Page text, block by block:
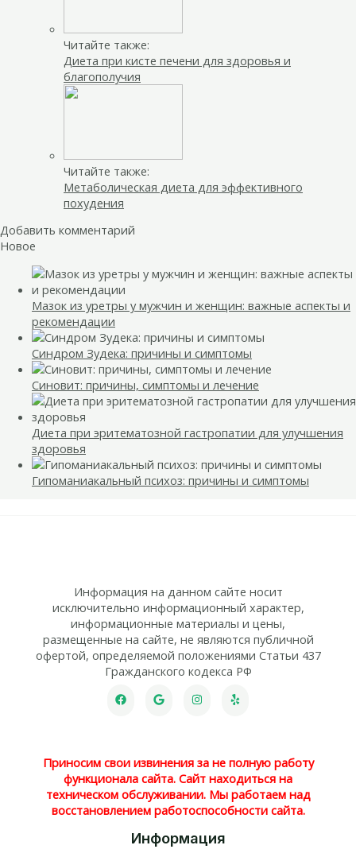
Читайте также:
Диета при кисте печени для здоровья и
благополучия
Читайте также:
Метаболическая диета для эффективного
похудения
Добавить комментарий
Новое
Мазок из уретры у мужчин и женщин: важные аспекты и
рекомендации
Синдром Зудека: причины и симптомы
Синовит: причины, симптомы и лечение
Диета при эритематозной гастропатии для улучшения
здоровья
Гипоманиакальный психоз: причины и симптомы
Информация на данном сайте носит
исключительно информационный характер,
информационные материалы и цены,
размещенные на сайте, не являются публичной
офертой, определяемой положениями Статьи 437
Гражданского кодекса РФ
Приносим свои извинения за не полную работу
функционала сайта. Сайт находиться на
техническом обслуживании. Мы работаем над
восстановлением работоспособности сайта.
Информация